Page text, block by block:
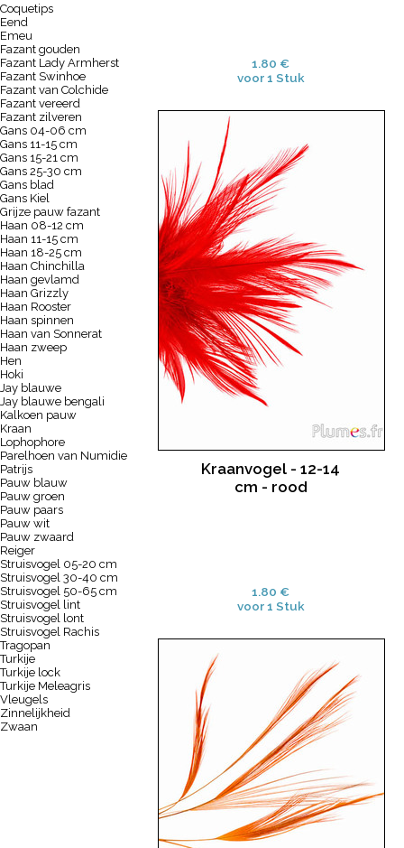
Coquetips
Eend
Emeu
Fazant gouden
Fazant Lady Armherst
Fazant Swinhoe
Fazant van Colchide
Fazant vereerd
Fazant zilveren
Gans 04-06 cm
Gans 11-15 cm
Gans 15-21 cm
Gans 25-30 cm
Gans blad
Gans Kiel
Grijze pauw fazant
Haan 08-12 cm
Haan 11-15 cm
Haan 18-25 cm
Haan Chinchilla
Haan gevlamd
Haan Grizzly
Haan Rooster
Haan spinnen
Haan van Sonnerat
Haan zweep
Hen
Hoki
Jay blauwe
Jay blauwe bengali
Kalkoen pauw
Kraan
Lophophore
Parelhoen van Numidie
Patrijs
Pauw blauw
Pauw groen
Pauw paars
Pauw wit
Pauw zwaard
Reiger
Struisvogel 05-20 cm
Struisvogel 30-40 cm
Struisvogel 50-65 cm
Struisvogel lint
Struisvogel lont
Struisvogel Rachis
Tragopan
Turkije
Turkije lock
Turkije Meleagris
Vleugels
Zinnelijkheid
Zwaan
1.80 €
voor 1 Stuk
Kraanvogel - 12-14
cm - rood
1.80 €
voor 1 Stuk